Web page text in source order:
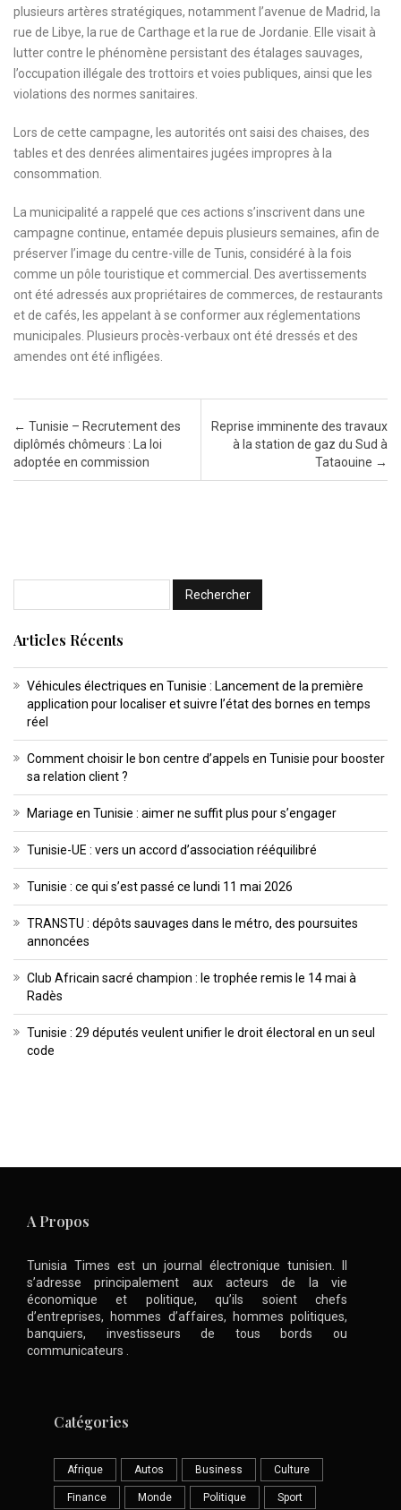
plusieurs artères stratégiques, notamment l’avenue de Madrid, la
rue de Libye, la rue de Carthage et la rue de Jordanie. Elle visait à
lutter contre le phénomène persistant des étalages sauvages,
l’occupation illégale des trottoirs et voies publiques, ainsi que les
violations des normes sanitaires.
Lors de cette campagne, les autorités ont saisi des chaises, des
tables et des denrées alimentaires jugées impropres à la
consommation.
La municipalité a rappelé que ces actions s’inscrivent dans une
campagne continue, entamée depuis plusieurs semaines, afin de
préserver l’image du centre-ville de Tunis, considéré à la fois
comme un pôle touristique et commercial. Des avertissements
ont été adressés aux propriétaires de commerces, de restaurants
et de cafés, les appelant à se conformer aux réglementations
municipales. Plusieurs procès-verbaux ont été dressés et des
amendes ont été infligées.
Post navigation
← Tunisie – Recrutement des
diplômés chômeurs : La loi
adoptée en commission
Reprise imminente des travaux
à la station de gaz du Sud à
Tataouine →
Articles Récents
Véhicules électriques en Tunisie : Lancement de la première
application pour localiser et suivre l’état des bornes en temps
réel
Comment choisir le bon centre d’appels en Tunisie pour booster
sa relation client ?
Mariage en Tunisie : aimer ne suffit plus pour s’engager
Tunisie-UE : vers un accord d’association rééquilibré
Tunisie : ce qui s’est passé ce lundi 11 mai 2026
TRANSTU : dépôts sauvages dans le métro, des poursuites
annoncées
Club Africain sacré champion : le trophée remis le 14 mai à
Radès
Tunisie : 29 députés veulent unifier le droit électoral en un seul
code
A Propos
Tunisia Times est un journal électronique tunisien. Il
s’adresse principalement aux acteurs de la vie
économique et politique, qu’ils soient chefs
d’entreprises, hommes d’affaires, hommes politiques,
banquiers, investisseurs de tous bords ou
communicateurs .
Catégories
Afrique Autos Business Culture
Finance Monde Politique Sport